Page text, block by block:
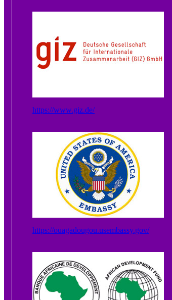
https://www.giz.de/
https://ouagadougou.usembassy.gov/